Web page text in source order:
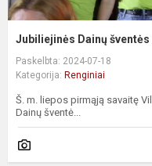
Jubiliejinės Dainų
Paskelbta: 2024-07-18
Kategorija: Renginiai
Š. m. liepos pirmąją savaitę
Dainų šventė...